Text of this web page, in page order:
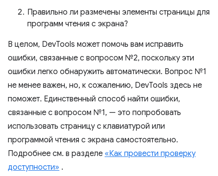
Правильно ли размечены элементы страницы для
программ чтения с экрана?
В целом, DevTools может помочь вам исправить
ошибки, связанные с вопросом №2, поскольку эти
ошибки легко обнаружить автоматически. Вопрос №1
не менее важен, но, к сожалению, DevTools здесь не
поможет. Единственный способ найти ошибки,
связанные с вопросом №1, — это попробовать
использовать страницу с клавиатурой или
программой чтения с экрана самостоятельно.
Подробнее см. в разделе «Как провести проверку
доступности» .